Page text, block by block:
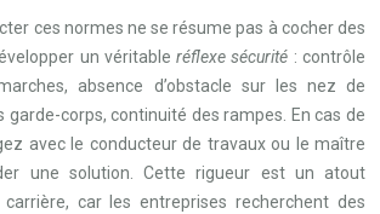
ces normes ne se résume pas à cocher des
un véritableréflexe sécurité : contrôle
absence d’obstacle sur les nez de
garde-corps, continuité des rampes. En cas de
avec le conducteur de travaux ou le maître
une solution. Cette rigueur est un atout
car les entreprises recherchent des